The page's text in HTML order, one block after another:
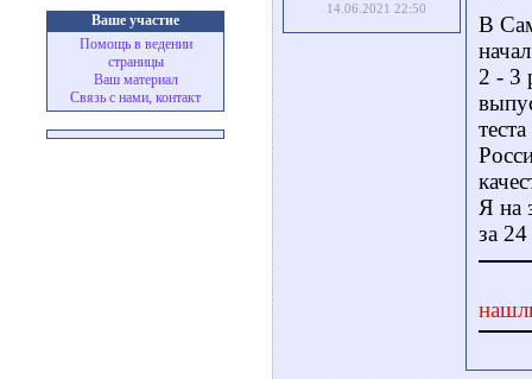
Ваше участие
Помощь в ведении
страницы
Ваш материал
Связь с нами, контакт
14.06.2021 22:50
В
2 - 3
Я на
за